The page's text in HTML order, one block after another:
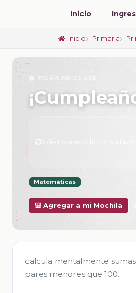
Inicio
Inicio Primaria
📚 FICHA DE CLASE
Matemáticas
🎒 Agregar a mi Mochila
calcula mentalmente
pares menores que 100.